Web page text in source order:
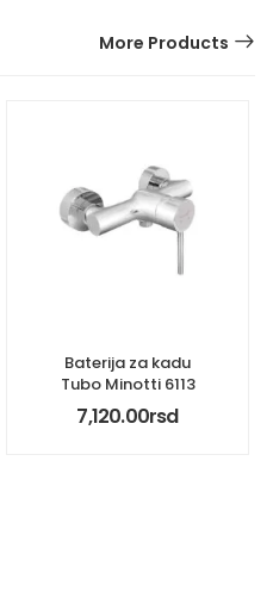
More Products
Baterija za kadu
Tubo Minotti 6113
7,120.00rsd